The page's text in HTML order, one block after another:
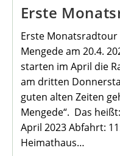
Erste
Erste Monatsradtour
Mengede am 20.4.
starten im April die
am dritten
guten alten Zeiten
Mengede“. Das
April 2023 Abfahrt:
Heimathaus…